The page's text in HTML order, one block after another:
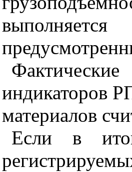
индикаторов
материалов
Если в